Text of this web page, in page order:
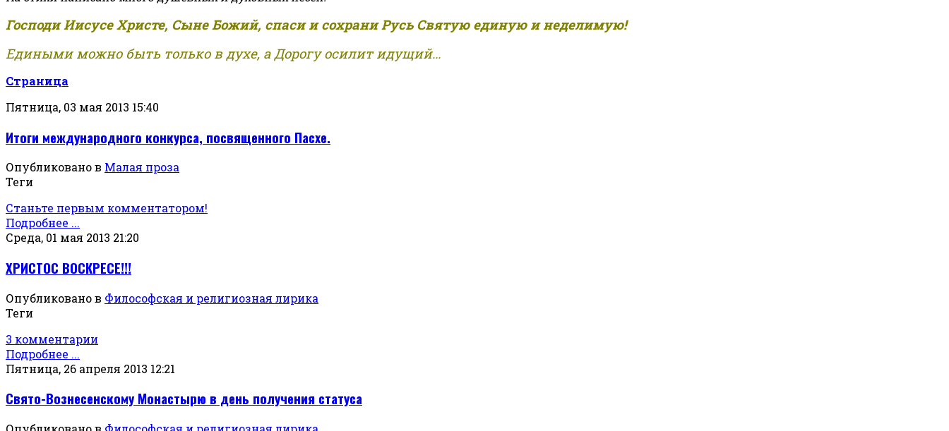
Господи Иисусе Христе, Сыне Божий, спаси и сохрани Русь Святую единую и неделимую!
Едиными можно быть только в духе, а Дорогу осилит идущий...
Страница
Пятница, 03 мая 2013 15:40
Итоги международного конкурса, посвященного Пасхе.
Опубликовано в Малая проза
Теги
Станьте первым комментатором!
Подробнее ...
Среда, 01 мая 2013 21:20
ХРИСТОС ВОСКРЕСЕ!!!
Опубликовано в Философская и религиозная лирика
Теги
3 комментарии
Подробнее ...
Пятница, 26 апреля 2013 12:21
Свято-Вознесенскому Монастырю в день получения статуса